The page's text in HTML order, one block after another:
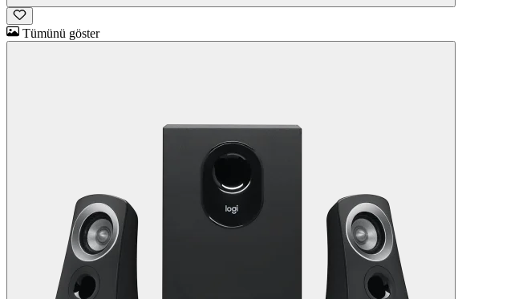
Tümünü göster